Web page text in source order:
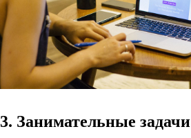
3. Занимательные задачи